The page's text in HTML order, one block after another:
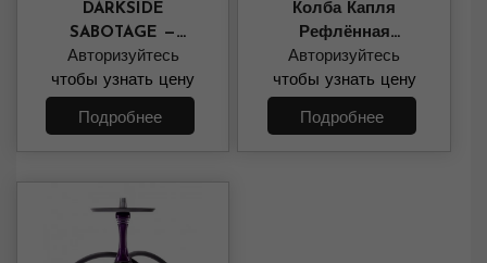
DARKSIDE
SABOTAGE —
PAINKILLER 30
ГРАММ
Авторизуйтесь
чтобы узнать цену
Подробнее
Колба Капля
Рефлённая
(красная крошка)
Авторизуйтесь
чтобы узнать цену
Подробнее